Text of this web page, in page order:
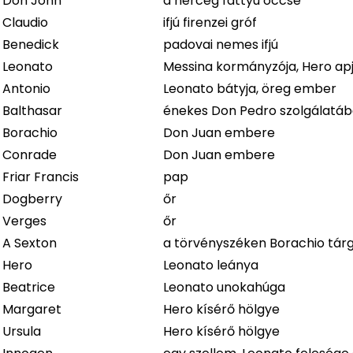
Claudio
ifjú firenzei gróf
Benedick
padovai nemes ifjú
Leonato
Messina kormányzója, Hero
Antonio
Leonato bátyja, öreg ember
Balthasar
énekes Don Pedro
Borachio
Don Juan embere
Conrade
Don Juan embere
Friar Francis
pap
Dogberry
őr
Verges
őr
A Sexton
a törvényszéken Borachio
Hero
Leonato leánya
Beatrice
Leonato unokahúga
Margaret
Hero kísérő hölgye
Ursula
Hero kísérő hölgye